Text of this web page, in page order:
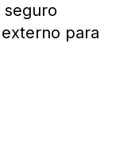
seguro
para